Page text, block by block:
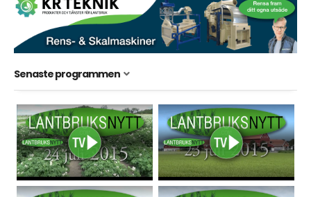
Senaste programmen